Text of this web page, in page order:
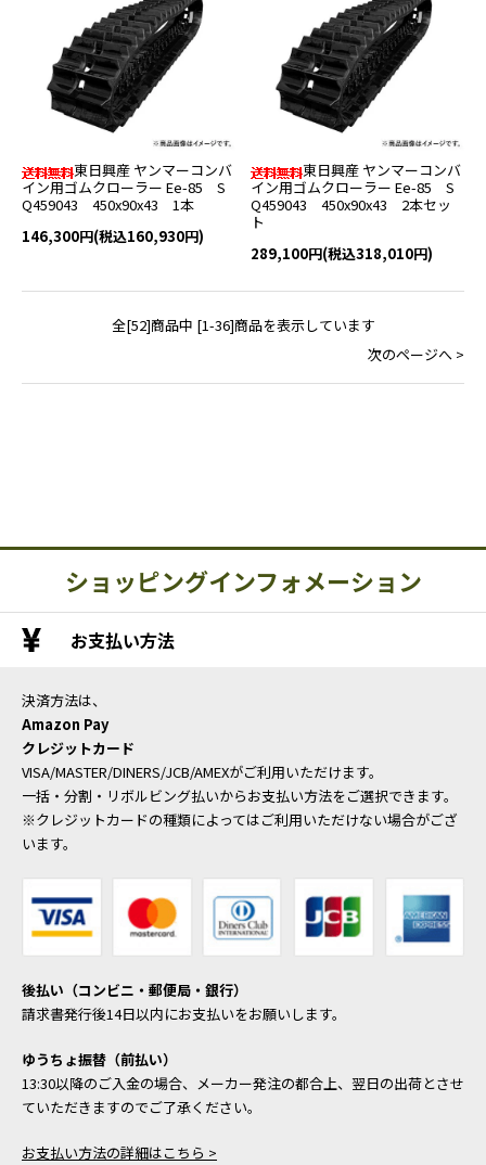
東日興産 ヤンマーコンバ
イン用ゴムクローラー Ee-85 S
Q459043 450x90x43 1本
146,300円(税込160,930円)
東日興産 ヤンマーコンバ
イン用ゴムクローラー Ee-85 S
Q459043 450x90x43 2本セッ
ト
289,100円(税込318,010円)
全[52]商品中 [1-36]商品を表示しています
次のページへ >
ショッピングインフォメーション
お支払い方法
決済方法は、
Amazon Pay
クレジットカード
VISA/MASTER/DINERS/JCB/AMEXがご利用いただけます。
一括・分割・リボルビング払いからお支払い方法をご選択できます。
※クレジットカードの種類によってはご利用いただけない場合がござ
います。
後払い（コンビニ・郵便局・銀行）
請求書発行後14日以内にお支払いをお願いします。
ゆうちょ振替（前払い）
13:30以降のご入金の場合、メーカー発注の都合上、翌日の出荷とさせ
ていただきますのでご了承ください。
お支払い方法の詳細はこちら >